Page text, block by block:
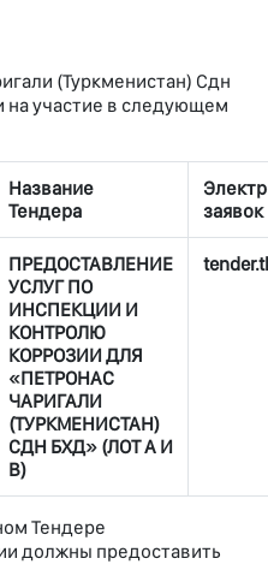
(Туркменистан) Сдн
на участие в следующем
Название
Тендера
заявок
ПРЕДОСТАВЛЕНИЕ
УСЛУГ ПО
ИНСПЕКЦИИ И
КОНТРОЛЮ
КОРРОЗИИ ДЛЯ
«ПЕТРОНАС
ЧАРИГАЛИ
(ТУРКМЕНИСТАН)
СДН БХД» (ЛОТ А И
В)
Тендере
должны предоставить